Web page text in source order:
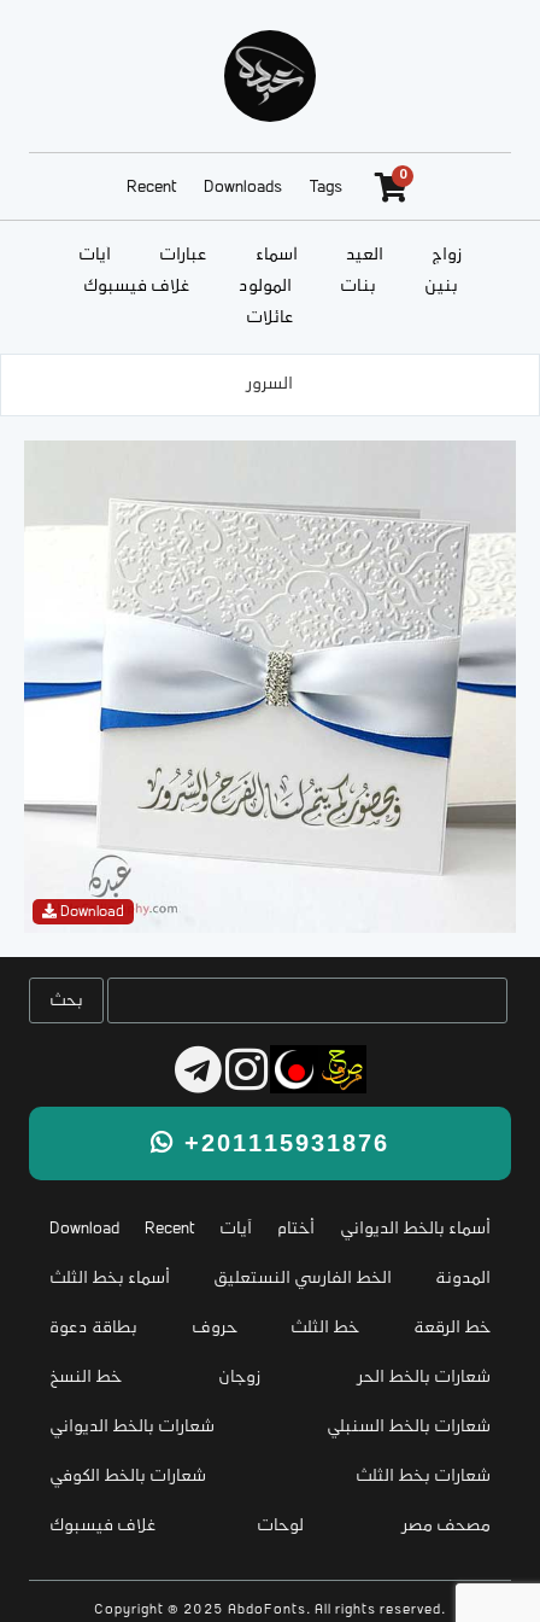
Recent Downloads Tags
0
آيات عبارات أسماء العيد
زواج
غلاف فيسبوك
المولود بنات
بنين
عائلات
السرور
Download
+201115931876
Download Recent آيات أختام أسماء بالخط الديواني
أسماء بخط الثلث الخط الفارسي النستعليق المدونة
بطاقة دعوة حروف خط الثلث خط الرقعة
خط النسخ زوجان شعارات بالخط الحر
شعارات بالخط الديواني شعارات بالخط السنبلي
شعارات بالخط الكوفي شعارات بخط الثلث
غلاف فيسبوك لوحات مصحف مصر
Copyright © 2025 AbdoFonts. All rights reserved.